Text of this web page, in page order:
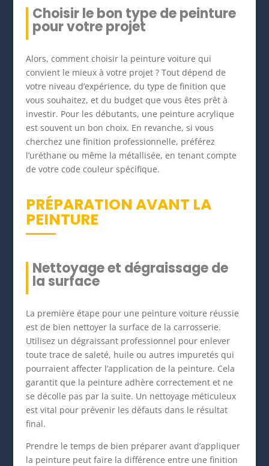
Choisir le bon type de peinture
pour votre projet
Alors, comment choisir la peinture voiture qui
convient le mieux à votre projet ? Tout dépend de
votre niveau d’expérience, du type de finition que
vous souhaitez, et du budget que vous êtes prêt à
investir. Pour les débutants, une peinture acrylique
est souvent un bon choix. En revanche, si vous
cherchez une finition professionnelle, préférez
l’uréthane ou même la métallisée, en tenant compte
de votre code couleur spécifique.
PRÉPARATION AVANT LA
PEINTURE
Nettoyage et dégraissage de
la surface
La première étape pour une peinture voiture réussie
est de bien nettoyer la surface de la carrosserie.
Utilisez un dégraissant professionnel pour enlever
toute trace de saleté, huile ou autres impuretés qui
pourraient affecter l’application de la peinture. Cela
garantit que la peinture adhère correctement et ne
se décolle pas par la suite. Un nettoyage méticuleux
est vital pour prévenir les défauts dans le résultat
final.
Prendre le temps de bien préparer avant d’appliquer
la peinture peut faire la différence entre une finition